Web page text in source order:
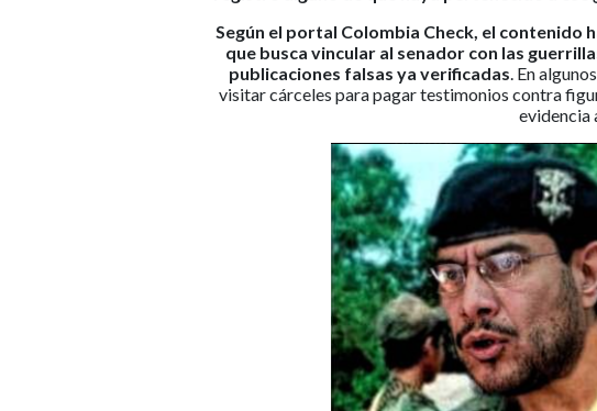
Según el portal Colombia Check, el
que busca vincular al senador con las
publicaciones falsas ya verificadas. En
visitar cárceles para pagar testimonios contra
evidencia